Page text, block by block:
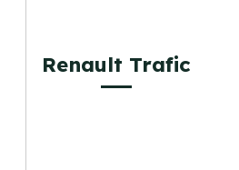
Renault Trafic